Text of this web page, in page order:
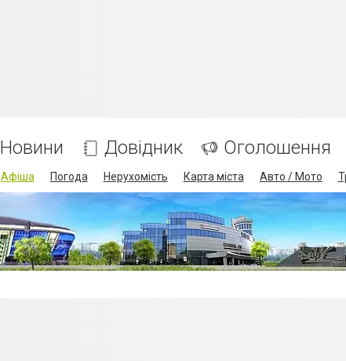
Новини Довідник Оголошення
Афіша Погода Нерухомість Карта міста Авто / Мото